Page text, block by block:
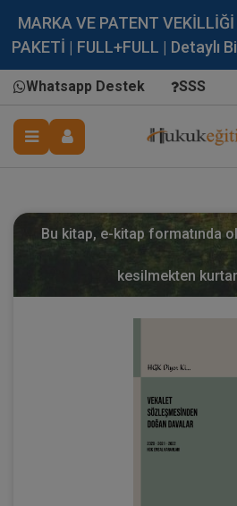
MARKA VE PATENT
PAKETİ | FULL+FULL | Detaylı
Whatsapp Destek SSS
Bu kitap, e-kitap formatında
kesilmekten